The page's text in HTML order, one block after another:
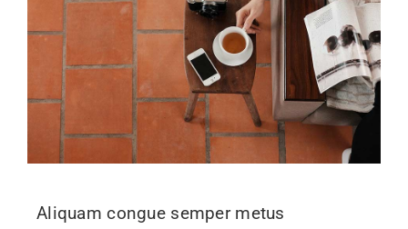
Aliquam congue semper metus